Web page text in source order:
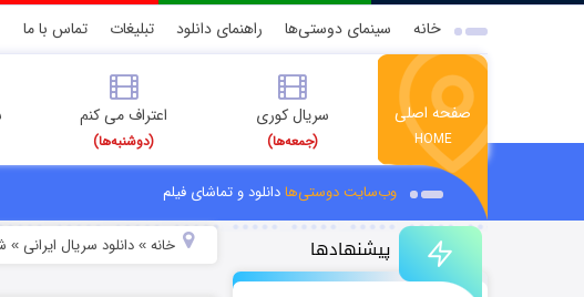
خانه سینمای دوستی‌ها راهنمای دانلود تبلیغات تماس با ما
صفحه اصلی
HOME
سریال کوری
(جمعه‌ها)
اعتراف می کنم
(دوشنبه‌ها)
وب‌سایت دوستی‌هادانلود و تماشای فیلم
پیشنهادها خانه» دانلود سریال ایرانی »